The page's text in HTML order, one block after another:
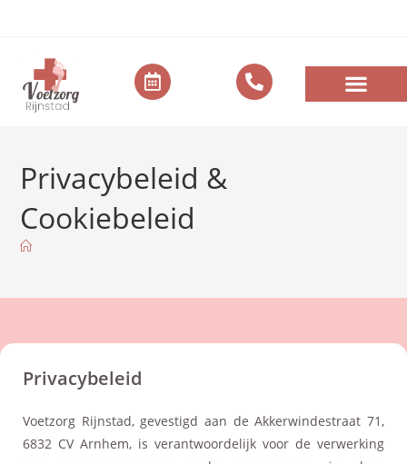
Privacybeleid &
Cookiebeleid
Privacybeleid
Voetzorg Rijnstad, gevestigd aan de Akkerwindestraat 71,
6832 CV Arnhem, is verantwoordelijk voor de verwerking